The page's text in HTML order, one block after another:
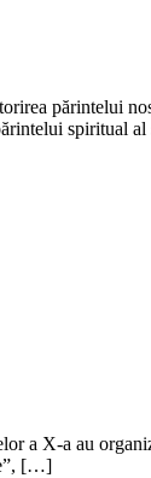
părintelui
spiritual
a X-a au
[…]